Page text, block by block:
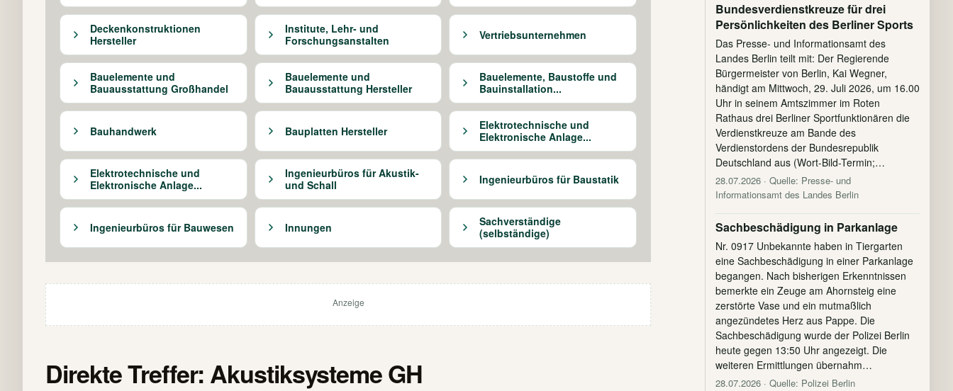
Bundesverdienstkreuze für drei
Persönlichkeiten des Berliner Sports
Das Presse- und Informationsamt des
Landes Berlin teilt mit: Der Regierende
Bürgermeister von Berlin, Kai Wegner,
händigt am Mittwoch, 29. Juli 2026, um 16.00
Uhr in seinem Amtszimmer im Roten
Rathaus drei Berliner Sportfunktionären die
Verdienstkreuze am Bande des
Verdienstordens der Bundesrepublik
Deutschland aus (Wort-Bild-Termin;…
28.07.2026 · Quelle: Presse- und
Informationsamt des Landes Berlin
Sachbeschädigung in Parkanlage
Nr. 0917 Unbekannte haben in Tiergarten
eine Sachbeschädigung in einer Parkanlage
begangen. Nach bisherigen Erkenntnissen
bemerkte ein Zeuge am Ahornsteig eine
zerstörte Vase und ein mutmaßlich
angezündetes Herz aus Pappe. Die
Sachbeschädigung wurde der Polizei Berlin
heute gegen 13:50 Uhr angezeigt. Die
weiteren Ermittlungen übernahm…
28.07.2026 · Quelle: Polizei Berlin
Deckenkonstruktionen
Hersteller
Institute, Lehr- und
Forschungsanstalten
Vertriebsunternehmen
Bauelemente und
Bauausstattung Großhandel
Bauelemente und
Bauausstattung Hersteller
Bauelemente, Baustoffe und
Bauinstallation...
Bauhandwerk Bauplatten Hersteller
Elektrotechnische und
Elektronische Anlage...
Elektrotechnische und
Elektronische Anlage...
Ingenieurbüros für Akustik-
und Schall
Ingenieurbüros für Baustatik
Ingenieurbüros für Bauwesen Innungen
Sachverständige
(selbständige)
Anzeige
Direkte Treffer: Akustiksysteme GH